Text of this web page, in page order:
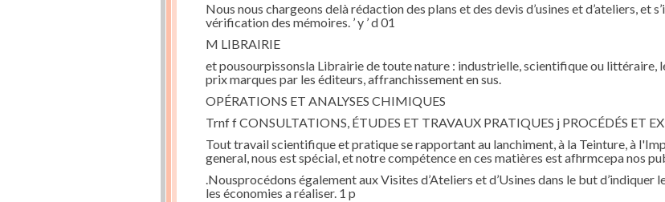
Nous nous chargeons delà rédaction des plans et des devis d’usines et d’ateliers, et
vérification des mémoires. ’ y ’ d 01
M LIBRAIRIE
et pousourpissonsla Librairie de toute nature : industrielle, scientifique ou littéraire,
prix marques par les éditeurs, affranchissement en sus.
OPÉRATIONS ET ANALYSES CHIMIQUES
Trnf f CONSULTATIONS, ÉTUDES ET TRAVAUX PRATIQUES j PROCÉDÉS ET
Tout travail scientifique et pratique se rapportant au lanchiment, à la Teinture, à
general, nous est spécial, et notre compétence en ces matières est afhrmcepa nos
.Nousprocédons également aux Visites d’Ateliers et d’Usines dans le but
les économies a réaliser. 1 p